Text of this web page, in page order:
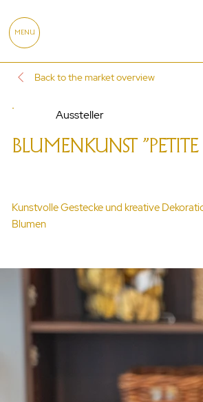
MENU
Back to the market overview
Aussteller
BLUMENKUNST "PETITE
Kunstvolle Gestecke und kreative
Blumen